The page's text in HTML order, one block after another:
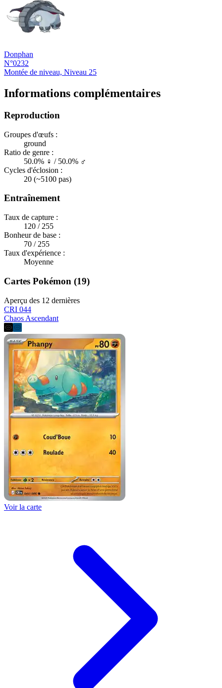
Donphan
N°0232
Montée de niveau, Niveau 25
Informations complémentaires
Reproduction
Groupes d'œufs :
ground
Ratio de genre :
50.0% ♀ / 50.0% ♂
Cycles d'éclosion :
20 (~5100 pas)
Entraînement
Taux de capture :
120 / 255
Bonheur de base :
70 / 255
Taux d'expérience :
Moyenne
Cartes Pokémon (19)
Aperçu des 12 dernières
CRI 044
Chaos Ascendant
Voir la carte